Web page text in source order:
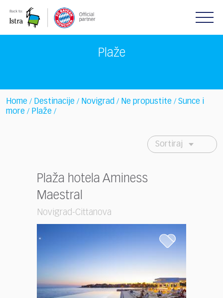
note:
Plaže
Home / Destinacije / Novigrad / Ne propustite / Sunce i
more / Plaže /
Sortiraj
Plaža hotela Aminess
Maestral
Novigrad-Cittanova